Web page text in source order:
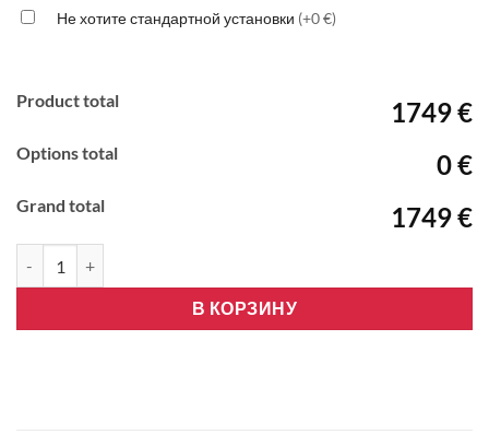
Не хотите стандартной установки (+0 €)
Product total 1749 €
Options total 0 €
Grand total 1749 €
В КОРЗИНУ